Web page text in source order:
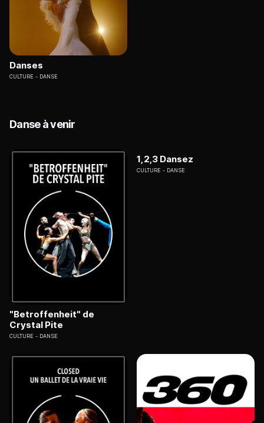
Danses
CULTURE DANSE
Danse à venir
"Betroffenheit" de
Crystal Pite
CULTURE DANSE
1,2,3 Dansez
CULTURE DANSE